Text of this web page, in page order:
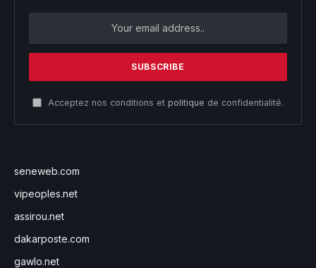
Acceptez nos conditions et politique de confidentialité.
seneweb.com
vipeoples.net
assirou.net
dakarposte.com
gawlo.net